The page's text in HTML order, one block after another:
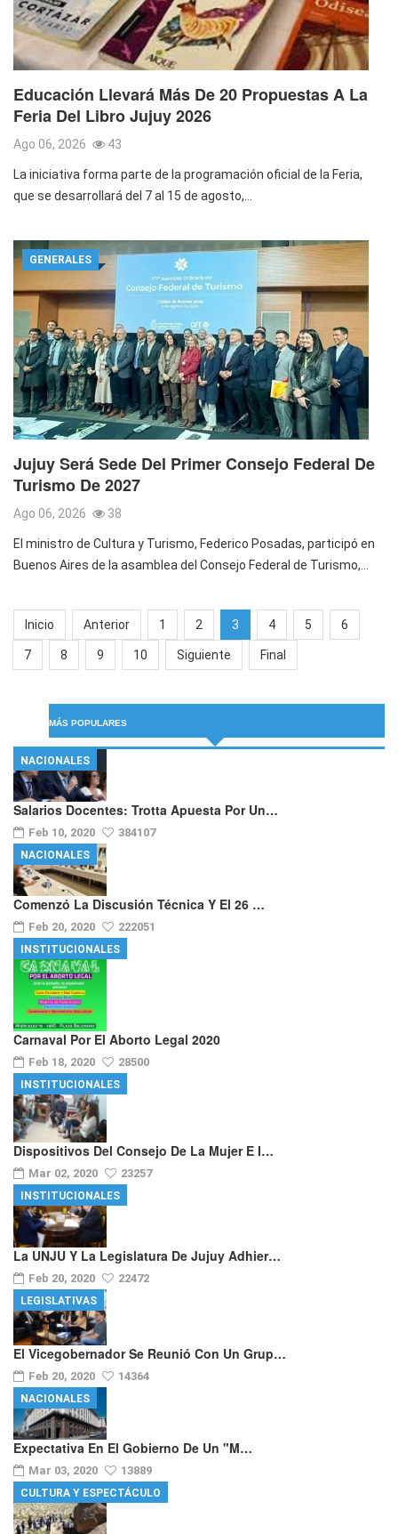
Educación Llevará Más De 20 Propuestas A La
Feria Del Libro Jujuy 2026
Ago 06, 2026 43
La iniciativa forma parte de la programación oficial de la Feria,
que se desarrollará del 7 al 15 de agosto,…
GENERALES
Jujuy Será Sede Del Primer Consejo Federal De
Turismo De 2027
Ago 06, 2026 38
El ministro de Cultura y Turismo, Federico Posadas, participó en
Buenos Aires de la asamblea del Consejo Federal de Turismo,…
Inicio Anterior 1 2 3 4 5 6
7 8 9 10 Siguiente Final
MÁS POPULARES
Salarios Docentes: Trotta Apuesta Por Un…
Feb 10, 2020 384107
NACIONALES
Comenzó La Discusión Técnica Y El 26 …
Feb 20, 2020 222051
NACIONALES
Carnaval Por El Aborto Legal 2020
Feb 18, 2020 28500
INSTITUCIONALES
Dispositivos Del Consejo De La Mujer E I…
Mar 02, 2020 23257
INSTITUCIONALES
La UNJU Y La Legislatura De Jujuy Adhier…
Feb 20, 2020 22472
INSTITUCIONALES
El Vicegobernador Se Reunió Con Un Grup…
Feb 20, 2020 14364
LEGISLATIVAS
Expectativa En El Gobierno De Un "m…
Mar 03, 2020 13889
NACIONALES
CULTURA Y ESPECTÁCULO